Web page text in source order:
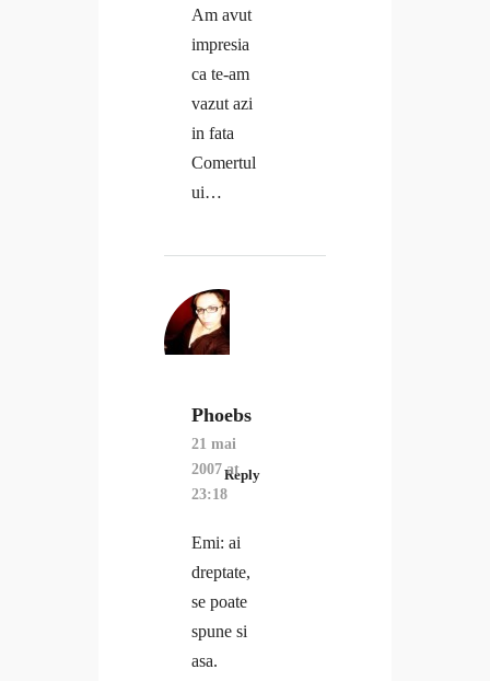
Am avut
impresia
ca te-am
vazut azi
in fata
Comertul
ui…
Phoebs
21 mai
2007 at
23:18
Reply
Emi: ai
dreptate,
se poate
spune si
asa.